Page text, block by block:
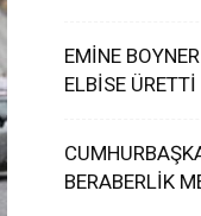
EMİNE
ELBİSE ÜRETTİ
BERABERLİK